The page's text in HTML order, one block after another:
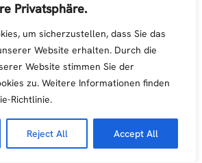
Privatsphäre.
um sicherzustellen, dass Sie das
Website erhalten. Durch die
Website stimmen Sie der
zu. Weitere Informationen finden
Richtlinie.
Reject All Accept All